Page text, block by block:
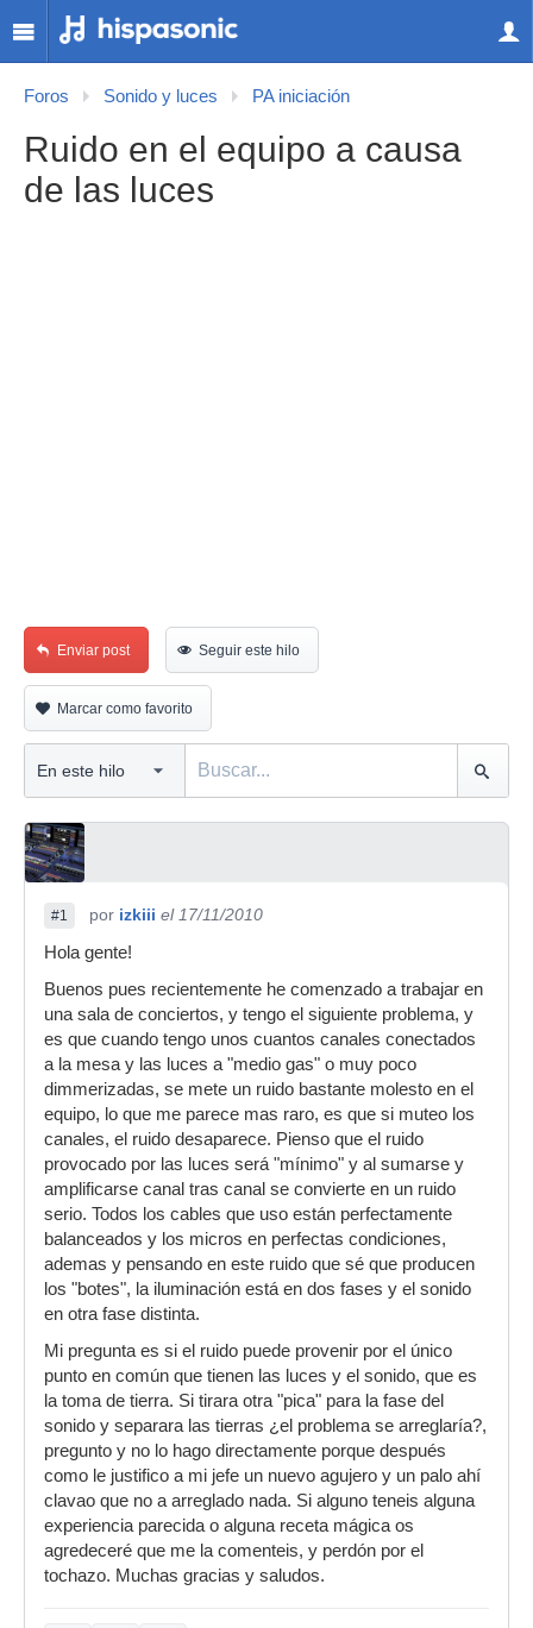
Foros Sonido y luces PA iniciación
Ruido en el equipo a causa
de las luces
Enviar post Seguir este hilo
Marcar como favorito
#1 por izkiii el 17/11/2010
Hola gente!
Buenos pues recientemente he comenzado a trabajar en
una sala de conciertos, y tengo el siguiente problema, y
es que cuando tengo unos cuantos canales conectados
a la mesa y las luces a "medio gas" o muy poco
dimmerizadas, se mete un ruido bastante molesto en el
equipo, lo que me parece mas raro, es que si muteo los
canales, el ruido desaparece. Pienso que el ruido
provocado por las luces será "mínimo" y al sumarse y
amplificarse canal tras canal se convierte en un ruido
serio. Todos los cables que uso están perfectamente
balanceados y los micros en perfectas condiciones,
ademas y pensando en este ruido que sé que producen
los "botes", la iluminación está en dos fases y el sonido
en otra fase distinta.
Mi pregunta es si el ruido puede provenir por el único
punto en común que tienen las luces y el sonido, que es
la toma de tierra. Si tirara otra "pica" para la fase del
sonido y separara las tierras ¿el problema se arreglaría?,
pregunto y no lo hago directamente porque después
como le justifico a mi jefe un nuevo agujero y un palo ahí
clavao que no a arreglado nada. Si alguno teneis alguna
experiencia parecida o alguna receta mágica os
agredeceré que me la comenteis, y perdón por el
tochazo. Muchas gracias y saludos.